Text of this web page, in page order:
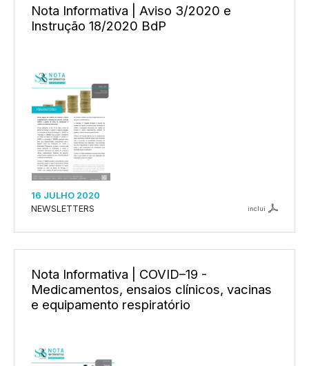
Nota Informativa | Aviso 3/2020 e
Instrução 18/2020 BdP
16 JULHO 2020
NEWSLETTERS
inclui
Nota Informativa | COVID–19 -
Medicamentos, ensaios clínicos, vacinas
e equipamento respiratório